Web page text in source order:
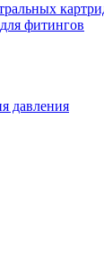
фитингов
давления